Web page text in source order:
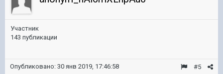
Участник
143 публикации
#5
Опубликовано: 30 янв 2019, 17:46:58